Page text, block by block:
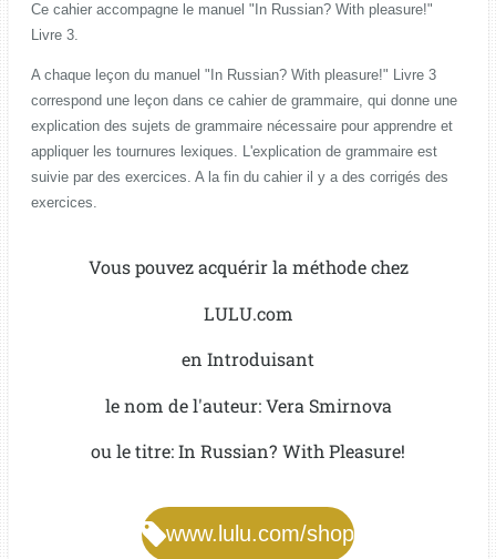
Ce cahier accompagne le manuel "In Russian? With pleasure!"
Livre 3.
A chaque leçon du manuel "In Russian? With pleasure!" Livre 3
correspond une leçon dans ce cahier de grammaire, qui donne une
explication des sujets de grammaire nécessaire pour apprendre et
appliquer les tournures lexiques. L'explication de grammaire est
suivie par des exercices. A la fin du cahier il y a des corrigés des
exercices.
Vous pouvez acquérir la méthode chez
LULU.com
en Introduisant
le nom de l'auteur: Vera Smirnova
ou le titre: In Russian? With Pleasure!
www.lulu.com/shop